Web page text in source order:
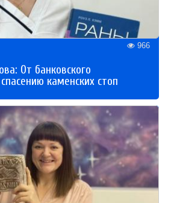
966
От банковского
каменских стоп